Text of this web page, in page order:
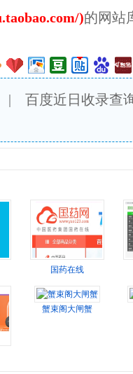
)的网站
| 百度近日收录查
国药在线
蟹束阁大闸蟹